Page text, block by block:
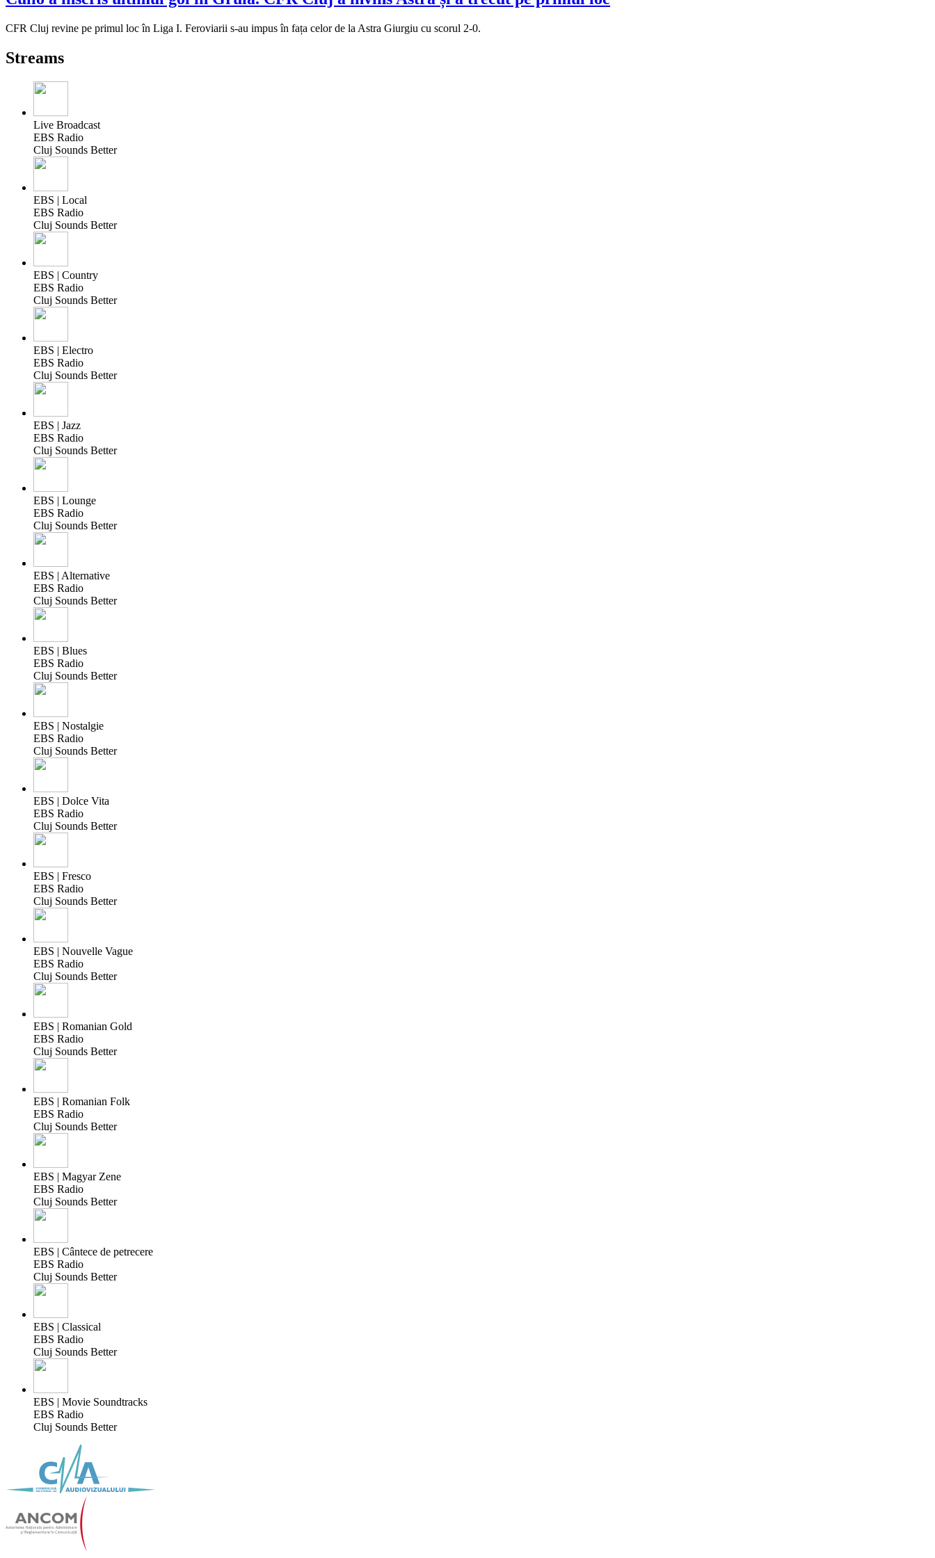
CFR Cluj revine pe primul loc în Liga I. Feroviarii s-au impus în fața celor de la Astra Giurgiu cu scorul 2-0.
Streams
Live Broadcast
EBS Radio
Cluj Sounds Better
EBS | Local
EBS Radio
Cluj Sounds Better
EBS | Country
EBS Radio
Cluj Sounds Better
EBS | Electro
EBS Radio
Cluj Sounds Better
EBS | Jazz
EBS Radio
Cluj Sounds Better
EBS | Lounge
EBS Radio
Cluj Sounds Better
EBS | Alternative
EBS Radio
Cluj Sounds Better
EBS | Blues
EBS Radio
Cluj Sounds Better
EBS | Nostalgie
EBS Radio
Cluj Sounds Better
EBS | Dolce Vita
EBS Radio
Cluj Sounds Better
EBS | Fresco
EBS Radio
Cluj Sounds Better
EBS | Nouvelle Vague
EBS Radio
Cluj Sounds Better
EBS | Romanian Gold
EBS Radio
Cluj Sounds Better
EBS | Romanian Folk
EBS Radio
Cluj Sounds Better
EBS | Magyar Zene
EBS Radio
Cluj Sounds Better
EBS | Cântece de petrecere
EBS Radio
Cluj Sounds Better
EBS | Classical
EBS Radio
Cluj Sounds Better
EBS | Movie Soundtracks
EBS Radio
Cluj Sounds Better